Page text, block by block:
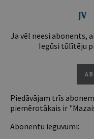
Ja vēl neesi abonents,
Iegūsi tūlītēju
Piedāvājam trīs
piemērotākais ir
Abonentu ieguvumi: